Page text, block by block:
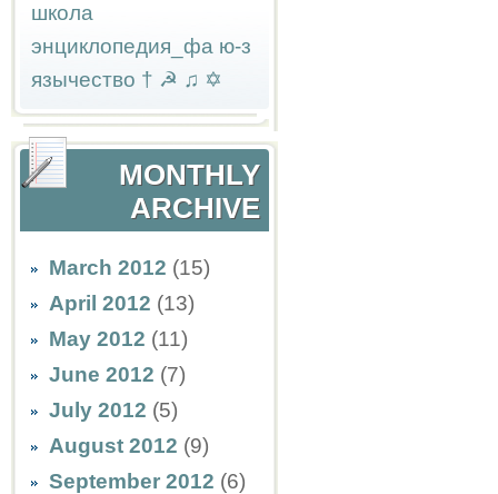
школа
энциклопедия_фа ю-з
язычество † ☭ ♫ ✡
MONTHLY
ARCHIVE
March 2012 (15)
April 2012 (13)
May 2012 (11)
June 2012 (7)
July 2012 (5)
August 2012 (9)
September 2012 (6)